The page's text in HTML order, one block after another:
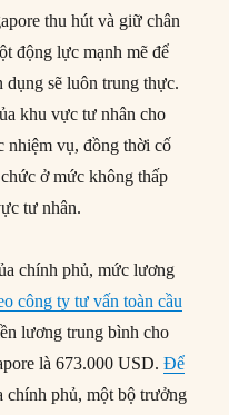
thu hút và giữ chân
động lực mạnh mẽ để
sẽ luôn trung thực.
khu vực tư nhân cho
nhiệm vụ, đồng thời cố
ở mức không thấp
tư nhân.
chính phủ, mức lương
công ty tư vấn toàn cầu
lương trung bình cho
là 673.000 USD.Để
chính phủ, một bộ trưởng